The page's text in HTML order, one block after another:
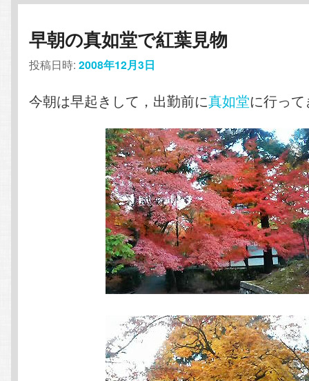
早朝の真如堂で紅葉見物
投稿日時:2008年12月3日
今朝は早起きして，出勤前に真如堂に行っ